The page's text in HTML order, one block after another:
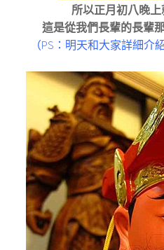
所以正月初八晚
這是從我們長輩的長輩
（PS ：明天和大家詳細介